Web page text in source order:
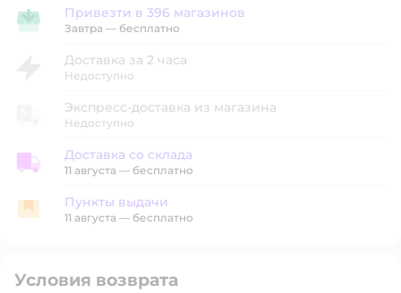
Привезти в магазин
Привезти в 396 магазинов
Завтра — бесплатно
Доставка за 2 часа
Недоступно
Экспресс-доставка из магазина
Недоступно
Доставка со склада
Доставка со склада
11 августа — бесплатно
Пункты выдачи
Пункты выдачи
11 августа — бесплатно
Условия возврата